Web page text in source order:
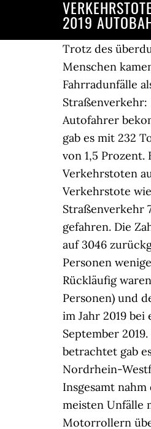
2019
Trotz des überdurchschnittlichen Rückgangs seit 2010 waren die meisten Verkehrstoten auch im Jahr 2019 Pkw-Insassen: 1.364 Menschen kamen in einem Pkw ums Leben, 605 auf einem Kraftrad, 445 auf dem Fahrrad. Daher gibt es an Wochentagen mehr Fahrradunfälle als am Wochenende. Allerdings gibt es deutliche Unterschiede zwischen den wichtigsten Beteiligten am Straßenverkehr: Die Zahl der getöteten Pkw-Insassen lag 2019 um 25,9 % niedriger als im Jahr 2010. Wenig Verkehr wegen Corona: Autofahrer bekommen Versicherungsgeld zurück. Eine ähnliche Entwicklung zeigt sich auch bei der Zahl der Verletzten. Im März 2019 gab es mit 232 Toten einen Anstieg von 8,9 Prozent im Vergleich zum Vorjahresmonat und im Februar mit 193 Toten einen Zuwachs von 1,5 Prozent. Für das Corona-Jahr 2020 geht die Bundesanstalt für Straßenwesen von einem deutlichen Rückgang bei den Verkehrstoten aus. Registriere Dich kostenlos, um diese Funktion zu Unfallstatistik: Neuer Positiv-Rekord: 2019 wohl so wenig Verkehrstote wie seit 60 Jahren nicht mehr ... Mobil in Deutschland". Wie das Statistische Bundesamt (Destatis) mitteilt, starben 2019 im Straßenverkehr 7 % oder 229 Menschen weniger als im Vorjahr. 23. Dort werden pro Jahr etwa ein Drittel aller Kraftfahrzeugkilometer